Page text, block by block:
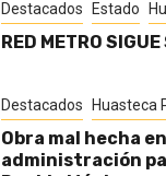
Destacados Estado
RED METRO
Destacados Huasteca
Obra mal hecha en
administración